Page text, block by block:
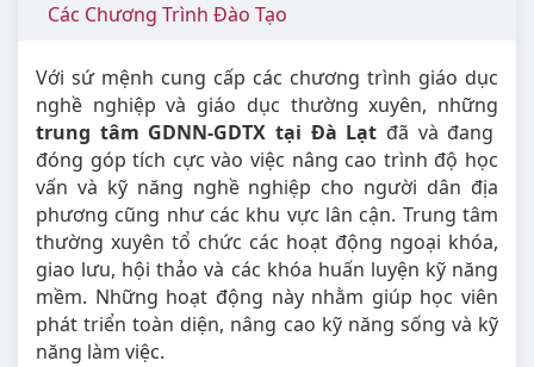
Các Chương Trình Đào Tạo
Với sứ mệnh cung cấp các chương trình giáo dục
nghề nghiệp và giáo dục thường xuyên, những
trung tâm GDNN-GDTX tại Đà Lạt đã và đang
đóng góp tích cực vào việc nâng cao trình độ học
vấn và kỹ năng nghề nghiệp cho người dân địa
phương cũng như các khu vực lân cận. Trung tâm
thường xuyên tổ chức các hoạt động ngoại khóa,
giao lưu, hội thảo và các khóa huấn luyện kỹ năng
mềm. Những hoạt động này nhằm giúp học viên
phát triển toàn diện, nâng cao kỹ năng sống và kỹ
năng làm việc.